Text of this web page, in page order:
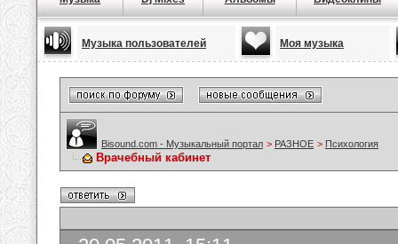
Музыка пользователей Моя музыка
Bisound.com - Музыкальный портал > РАЗНОЕ > Психология
Врачебный кабинет